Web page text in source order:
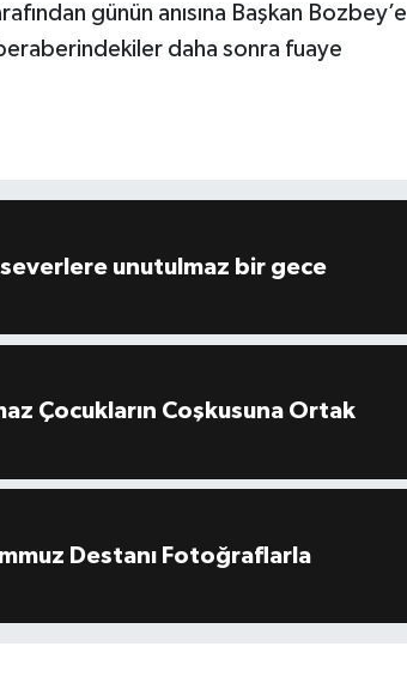
günün anısına Başkan Bozbey’e
daha sonra fuaye
unutulmaz bir gece
Çocukların Coşkusuna Ortak
Destanı Fotoğraflarla